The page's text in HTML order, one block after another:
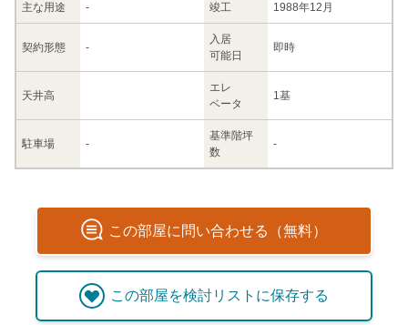
主な用途 - 竣工 1988年12月
契約形態 -
入居
可能日
即時
天井高
エレ
ベータ
1基
駐車場 -
基準階坪
数
-
この部屋に問い合わせる（無料）
この部屋を検討リストに保存する